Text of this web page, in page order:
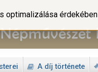
A díj története
optimalizálása